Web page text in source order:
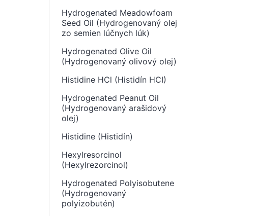
Hydrogenated Meadowfoam
Seed Oil (Hydrogenovaný olej
zo semien lúčnych lúk)
Hydrogenated Olive Oil
(Hydrogenovaný olivový olej)
Histidine HCl (Histidín HCI)
Hydrogenated Peanut Oil
(Hydrogenovaný arašidový
olej)
Histidine (Histidín)
Hexylresorcinol
(Hexylrezorcinol)
Hydrogenated Polyisobutene
(Hydrogenovaný
polyizobutén)